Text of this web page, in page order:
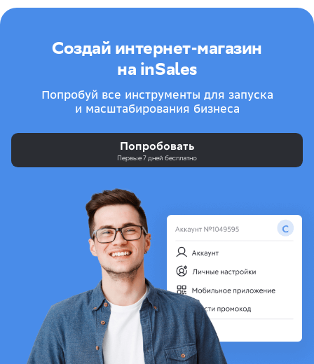
Создай интернет-магазин
на inSales
Попробуй все инструменты для запуска
и масштабирования бизнеса
Попробовать
Первые 7 дней бесплатно